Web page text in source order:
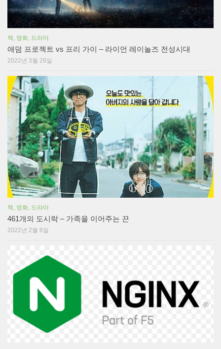
책, 영화, 드라마
애덤 프로젝트 vs 프리 가이 – 라이언 레이놀즈 전성시대
2022년 3월 26일
책, 영화, 드라마
461개의 도시락 – 가족을 이어주는 끈
2022년 2월 6일